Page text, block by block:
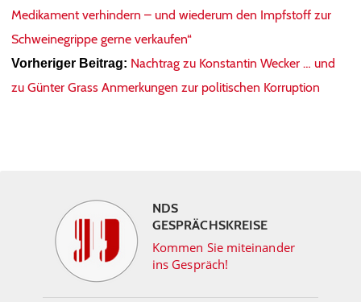
Medikament verhindern – und wiederum den Impfstoff zur
Schweinegrippe gerne verkaufen“
Vorheriger Beitrag: Nachtrag zu Konstantin Wecker … und
zu Günter Grass Anmerkungen zur politischen Korruption
NDS
GESPRÄCHSKREISE
Kommen Sie miteinander
ins Gespräch!